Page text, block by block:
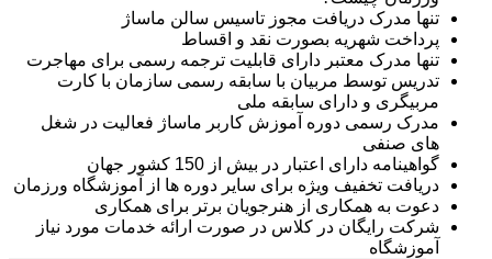
تنها مدرک دریافت مجوز تاسیس سالن ماساژ
پرداخت شهریه بصورت نقد و اقساط
تنها مدرک معتبر دارای قابلیت ترجمه رسمی برای مهاجرت
تدریس توسط مربیان با سابقه رسمی سازمان با کارت
مربیگری و دارای سابقه ملی
مدرک رسمی دوره آموزش کاربر ماساژ فعالیت در شغل
های صنفی
گواهینامه دارای اعتبار در بیش از 150 کشور جهان
دریافت تخفیف ویژه برای سایر دوره ها از آموزشگاه ورزمان
دعوت به همکاری از هنرجویان برتر برای همکاری
شرکت رایگان در کلاس در صورت ارائه خدمات مورد نیاز
آموزشگاه